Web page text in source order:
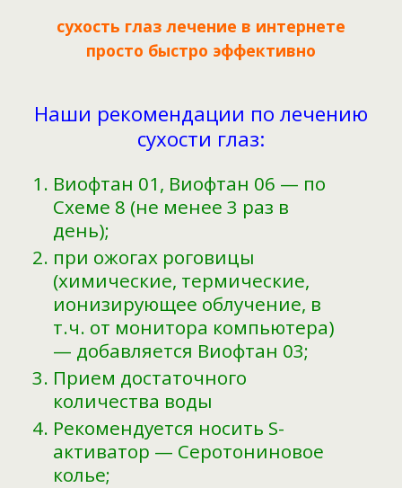
сухость глаз лечение в интернете
просто быстро эффективно
Наши рекомендации по лечению
сухости глаз:
Виофтан 01, Виофтан 06 — по
Схеме 8 (не менее 3 раз в
день);
при ожогах роговицы
(химические, термические,
ионизирующее облучение, в
т.ч. от монитора компьютера)
— добавляется Виофтан 03;
Прием достаточного
количества воды
Рекомендуется носить S-
активатор — Серотониновое
колье;